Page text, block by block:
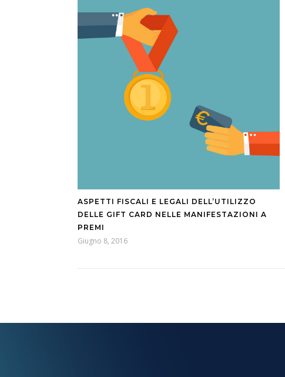
ASPETTI FISCALI E LEGALI DELL’UTILIZZO
DELLE GIFT CARD NELLE MANIFESTAZIONI A
PREMI
Giugno 8, 2016